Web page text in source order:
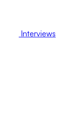
Interviews